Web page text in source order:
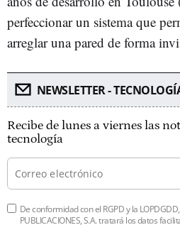
perfeccionar un sistema que
arreglar una pared de forma
NEWSLETTER -
Recibe de lunes a viernes las
tecnología
De conformidad con el RGPD y la LOPDGDD,
PUBLICACIONES, S.A. tratará los datos